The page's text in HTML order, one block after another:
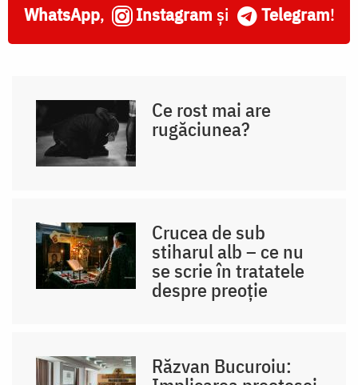
WhatsApp, Instagram și Telegram!
Ce rost mai are
rugăciunea?
Crucea de sub
stiharul alb – ce nu
se scrie în tratatele
despre preoție
Răzvan Bucuroiu: